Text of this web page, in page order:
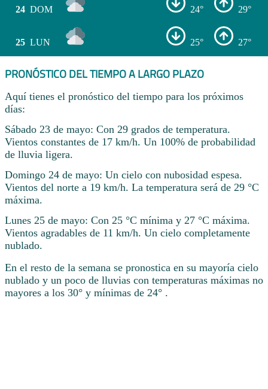
24 DOM 24° 29°
25 LUN 25° 27°
PRONÓSTICO DEL TIEMPO A LARGO PLAZO
Aquí tienes el pronóstico del tiempo para los próximos
días:
Sábado 23 de mayo: Con 29 grados de temperatura.
Vientos constantes de 17 km/h. Un 100% de probabilidad
de lluvia ligera.
Domingo 24 de mayo: Un cielo con nubosidad espesa.
Vientos del norte a 19 km/h. La temperatura será de 29 °C
máxima.
Lunes 25 de mayo: Con 25 °C mínima y 27 °C máxima.
Vientos agradables de 11 km/h. Un cielo completamente
nublado.
En el resto de la semana se pronostica en su mayoría cielo
nublado y un poco de lluvias con temperaturas máximas no
mayores a los 30° y mínimas de 24° .